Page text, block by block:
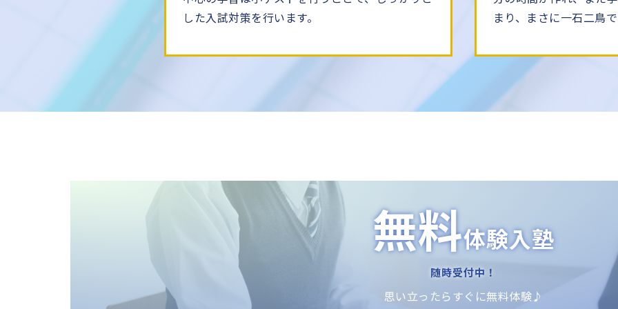
した入試対策を行います。
まり、まさに一石二鳥
無料体験入塾
随時受付中！
思い立ったらすぐに無料体験♪